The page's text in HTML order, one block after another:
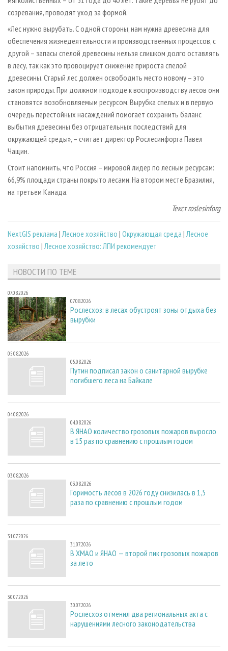
созревания, проводят уход за формой.
«Лес нужно вырубать. С одной стороны, нам нужна древесина для
обеспечения жизнедеятельности и производственных процессов, с
другой – запасы спелой древесины нельзя слишком долго оставлять
в лесу, так как это провоцирует снижение прироста спелой
древесины. Старый лес должен освободить место новому – это
закон природы. При должном подходе к воспроизводству лесов они
становятся возобновляемым ресурсом. Вырубка спелых и в первую
очередь перестойных насаждений помогает сохранить баланс
выбытия древесины без отрицательных последствий для
окружающей среды», – считает директор Рослесинфорга Павел
Чащин.
Стоит напомнить, что Россия – мировой лидер по лесным ресурсам:
66,9% площади страны покрыто лесами. На втором месте Бразилия,
на третьем Канада.
Текст roslesinforg
NextGIS реклама |Лесное хозяйство | Окружающая среда |Лесное
хозяйство |Лесное хозяйство: ЛПИ рекомендует
НОВОСТИ ПО ТЕМЕ
07.08.2026
07.08.2026
Рослесхоз: в лесах обустроят зоны отдыха без
вырубки
05.08.2026
05.08.2026
Путин подписал закон о санитарной вырубке
погибшего леса на Байкале
04.08.2026
04.08.2026
В ЯНАО количество грозовых пожаров выросло
в 15 раз по сравнению с прошлым годом
03.08.2026
03.08.2026
Горимость лесов в 2026 году снизилась в 1,5
раза по сравнению с прошлым годом
31.07.2026
31.07.2026
В ХМАО и ЯНАО — второй пик грозовых пожаров
за лето
30.07.2026
30.07.2026
Рослесхоз отменил два региональных акта с
нарушениями лесного законодательства